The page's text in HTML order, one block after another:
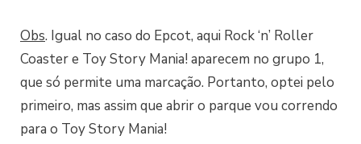
Obs. Igual no caso do Epcot, aqui Rock ‘n’ Roller
Coaster e Toy Story Mania! aparecem no grupo 1,
que só permite uma marcação. Portanto, optei pelo
primeiro, mas assim que abrir o parque vou correndo
para o Toy Story Mania!